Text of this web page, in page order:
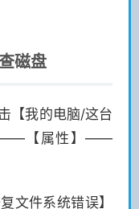
磁盘
【我的电脑/这台
——【属性】——
文件系统错误】